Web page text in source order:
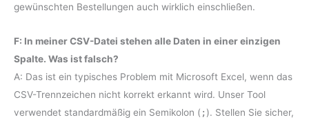
gewünschten Bestellungen auch wirklich einschließen.
F: In meiner CSV-Datei stehen alle Daten in einer einzigen
Spalte. Was ist falsch?
A: Das ist ein typisches Problem mit Microsoft Excel, wenn das
CSV-Trennzeichen nicht korrekt erkannt wird. Unser Tool
verwendet standardmäßig ein Semikolon ( ; ). Stellen Sie sicher,